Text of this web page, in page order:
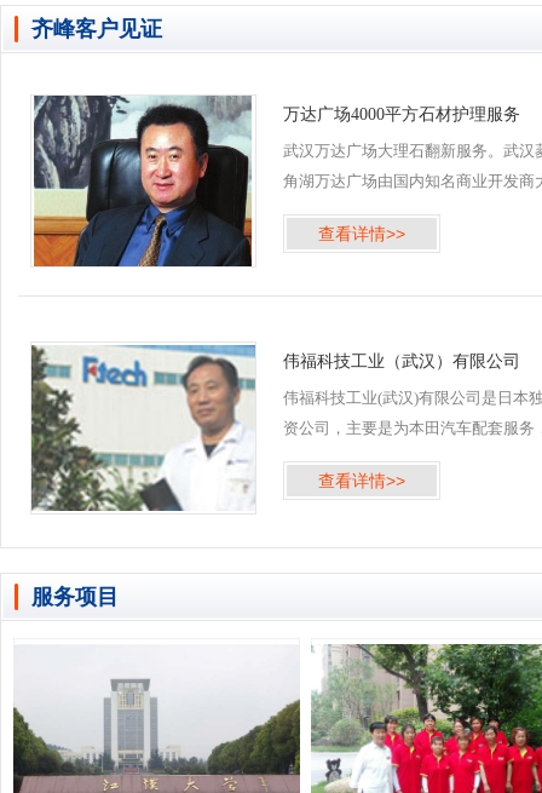
齐峰客户见证
万达广场4000平方石材护理服务
武汉万达广场大理石翻新服务。武汉
角湖万达广场由国内知名商业开发商
连万达集团投资建造，位于武汉市江
区，由商业综合体、室外商业街、公
公司承接武汉万达广场菱...
查看详情>>
伟福科技工业（武汉）有限公司
伟福科技工业(武汉)有限公司是日本
资公司，主要是为本田汽车配套服务
齐峰物业保洁公司自伟福科技工业公
2005年建厂开始，就一直提供多项清
技术设备的完善，...
查看详情>>
服务项目